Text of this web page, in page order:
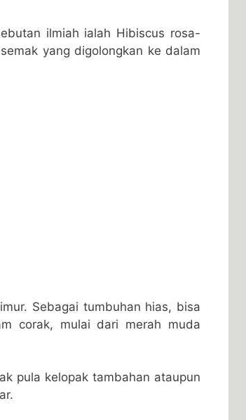
ilmiah ialah Hibiscus rosa-
yang digolongkan ke dalam
Sebagai tumbuhan hias, bisa
corak, mulai dari merah muda
pula kelopak tambahan ataupun